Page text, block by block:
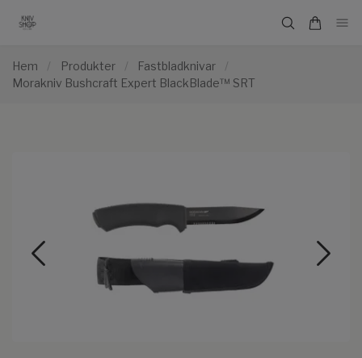
Hem / Produkter / Fastbladknivar
/
Morakniv Bushcraft Expert BlackBlade™ SRT